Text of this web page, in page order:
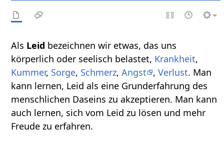
Als Leid bezeichnen wir etwas, das uns
körperlich oder seelisch belastet, Krankheit,
Kummer, Sorge, Schmerz,Angst ,Verlust. Man
kann lernen, Leid als eine Grunderfahrung des
menschlichen Daseins zu akzeptieren. Man kann
auch lernen, sich vom Leid zu lösen und mehr
Freude zu erfahren.